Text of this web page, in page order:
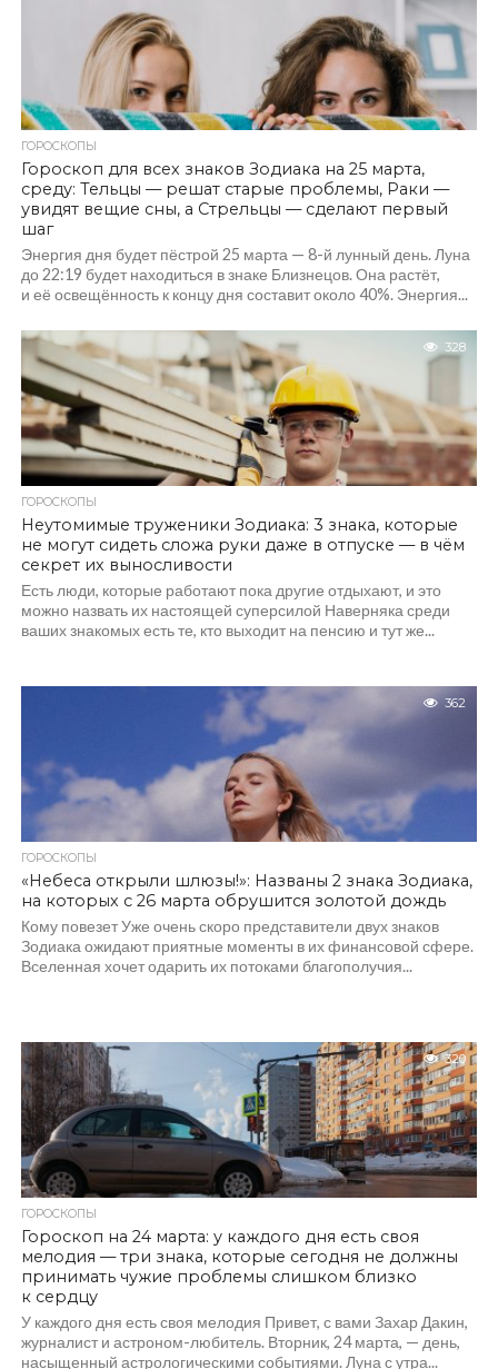
ГОРОСКОПЫ
Гороскоп для всех знаков Зодиака на 25 марта,
среду: Тельцы — решат старые проблемы, Раки —
увидят вещие сны, а Стрельцы — сделают первый
шаг
Энергия дня будет пёстрой 25 марта — 8-й лунный день. Луна
до 22:19 будет находиться в знаке Близнецов. Она растёт,
и её освещённость к концу дня составит около 40%. Энергия...
328
ГОРОСКОПЫ
Неутомимые труженики Зодиака: 3 знака, которые
не могут сидеть сложа руки даже в отпуске — в чём
секрет их выносливости
Есть люди, которые работают пока другие отдыхают, и это
можно назвать их настоящей суперсилой Наверняка среди
ваших знакомых есть те, кто выходит на пенсию и тут же...
362
ГОРОСКОПЫ
«Небеса открыли шлюзы!»: Названы 2 знака Зодиака,
на которых с 26 марта обрушится золотой дождь
Кому повезет Уже очень скоро представители двух знаков
Зодиака ожидают приятные моменты в их финансовой сфере.
Вселенная хочет одарить их потоками благополучия...
320
ГОРОСКОПЫ
Гороскоп на 24 марта: у каждого дня есть своя
мелодия — три знака, которые сегодня не должны
принимать чужие проблемы слишком близко
к сердцу
У каждого дня есть своя мелодия Привет, с вами Захар Дакин,
журналист и астроном-любитель. Вторник, 24 марта, — день,
насыщенный астрологическими событиями. Луна с утра...